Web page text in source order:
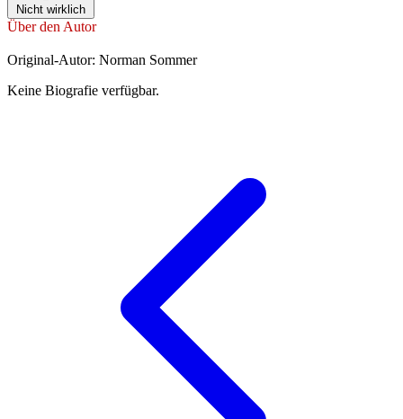
Nicht wirklich
Über den Autor
Original-Autor: Norman Sommer
Keine Biografie verfügbar.